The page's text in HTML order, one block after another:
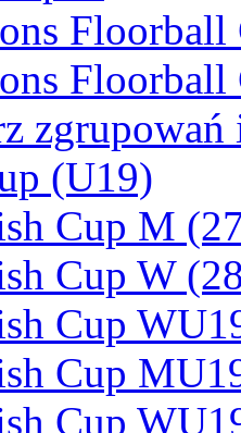
Floorball
Floorball
(U19)
Cup M
Cup W
Cup
Cup
Cup